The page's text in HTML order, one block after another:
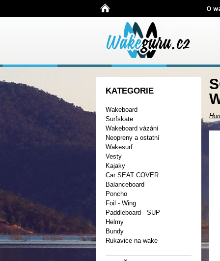
O
KATEGORIE
Wakeboard
Surfskate
Wakeboard vázání
Neopreny a ostatní
Wakesurf
Vesty
Kajaky
Car SEAT COVER
Balanceboard
Poncho
Foil - Wing
Paddleboard - SUP
Helmy
Bundy
Rukavice na wake